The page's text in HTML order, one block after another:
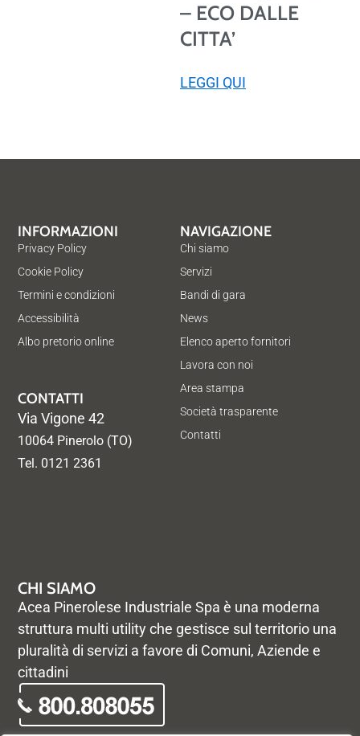
– ECO DALLE
CITTA’
LEGGI QUI
CHI SIAMO
Acea Pinerolese Industriale Spa è una moderna
struttura multi utility che gestisce sul territorio una
pluralità di servizi a favore di Comuni, Aziende e
cittadini
NAVIGAZIONE
Chi siamo
Servizi
Bandi di gara
News
Elenco aperto fornitori
Lavora con noi
Area stampa
Società trasparente
Contatti
INFORMAZIONI
Privacy Policy
Cookie Policy
Termini e condizioni
Accessibilità
Albo pretorio online
CONTATTI
Via Vigone 42
10064 Pinerolo (TO)
Tel. 0121 2361